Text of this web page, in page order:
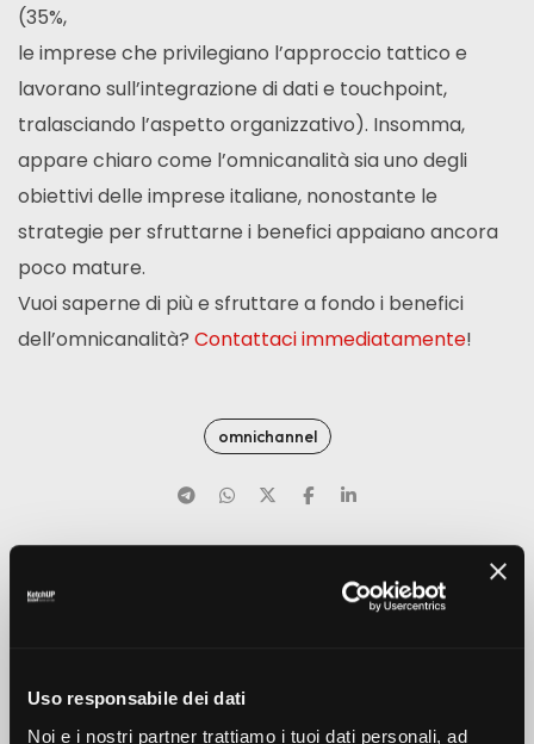
Uso responsabile dei dati
Noi e i nostri partner trattiamo i tuoi dati personali, ad
(35%,
le imprese che privilegiano l’approccio tattico e
lavorano sull’integrazione di dati e touchpoint,
tralasciando l’aspetto organizzativo). Insomma,
appare chiaro come l’omnicanalità sia uno degli
obiettivi delle imprese italiane, nonostante le
strategie per sfruttarne i benefici appaiano ancora
poco mature.
Vuoi saperne di più e sfruttare a fondo i benefici
dell’omnicanalità? Contattaci immediatamente!
omnichannel